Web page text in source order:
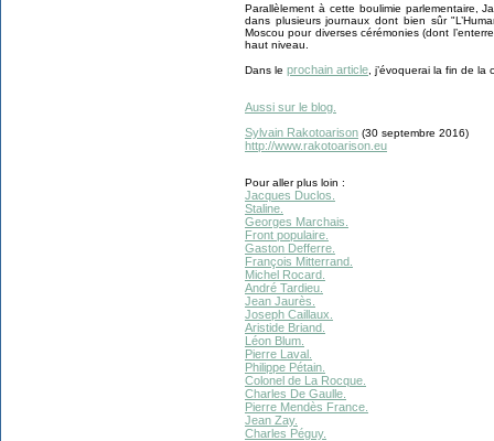
Parallèlement à cette boulimie parlementaire,
dans plusieurs journaux dont bien sûr
Moscou pour diverses cérémonies (dont
haut niveau.
Dans le prochain article , j’évoquerai la fin de
Aussi sur le blog.
Sylvain Rakotoarison (30 septembre 2016)
http://www.rakotoarison.eu
Pour aller plus loin :
Jacques Duclos.
Staline.
Georges Marchais.
Front populaire.
Gaston Defferre.
François Mitterrand.
Michel Rocard.
André Tardieu.
Jean Jaurès.
Joseph Caillaux.
Aristide Briand.
Léon Blum.
Pierre Laval.
Philippe Pétain.
Colonel de La Rocque.
Charles De Gaulle.
Pierre Mendès France.
Jean Zay.
Charles Péguy.